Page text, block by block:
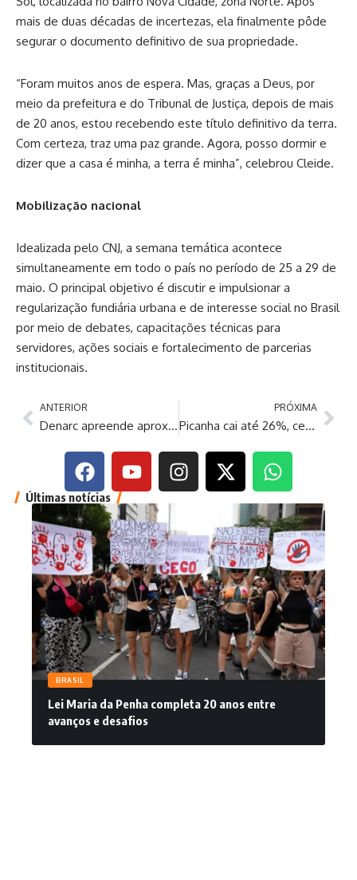
mais de duas décadas de incertezas, ela finalmente pôde
segurar o documento definitivo de sua propriedade.
“Foram muitos anos de espera. Mas, graças a Deus, por
meio da prefeitura e do Tribunal de Justiça, depois de mais
de 20 anos, estou recebendo este título definitivo da terra.
Com certeza, traz uma paz grande. Agora, posso dormir e
dizer que a casa é minha, a terra é minha”, celebrou Cleide.
Mobilização nacional
Idealizada pelo CNJ, a semana temática acontece
simultaneamente em todo o país no período de 25 a 29 de
maio. O principal objetivo é discutir e impulsionar a
regularização fundiária urbana e de interesse social no Brasil
por meio de debates, capacitações técnicas para
servidores, ações sociais e fortalecimento de parcerias
institucionais.
ANTERIOR
Denarc apreende aproximadamente 700 quilos de drogas no Amazonas
PRÓXIMA
Picanha cai até 26%, cerveja estabiliza e churrasco fica mais barato para o brasileiro em 2026
Últimas notícias
BRASIL
Lei Maria da Penha completa 20 anos entre
avanços e desafios